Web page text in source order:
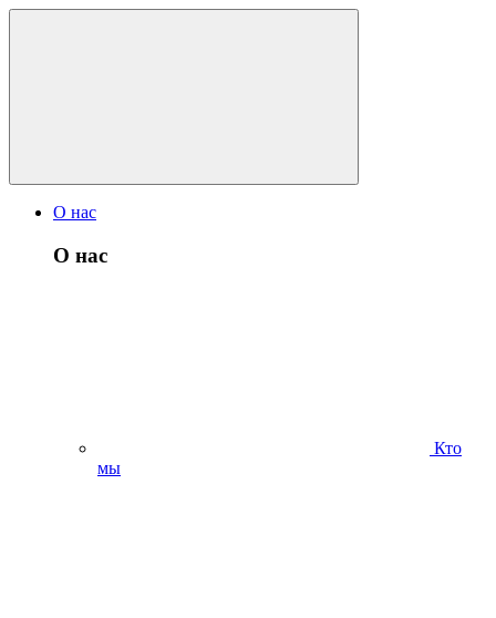
О нас
О нас
Кто
мы